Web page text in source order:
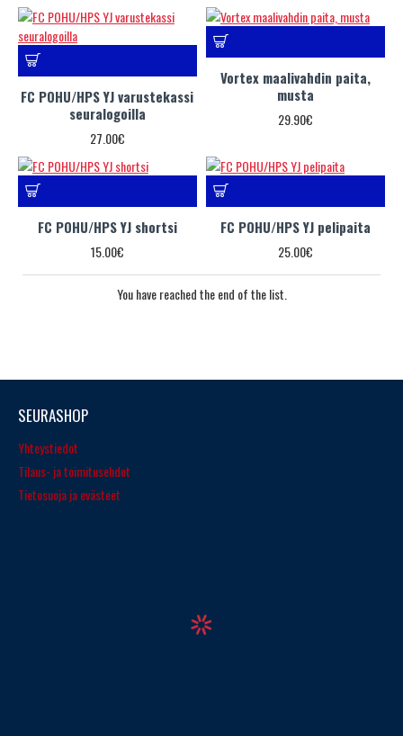
FC POHU/HPS YJ varustekassi
seuralogoilla
27.00€
Vortex maalivahdin paita,
musta
29.90€
FC POHU/HPS YJ shortsi
15.00€
FC POHU/HPS YJ pelipaita
25.00€
You have reached the end of the list.
SEURASHOP
Yhteystiedot
Tilaus- ja toimitusehdot
Tietosuoja ja evästeet